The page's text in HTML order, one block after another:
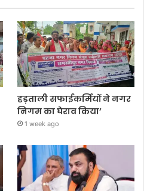
हड़ताली सफाईकर्मियों ने नगर
निगम का घेराव किया’
1 week ago